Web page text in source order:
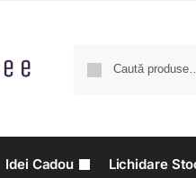
Idei Cadou Lichidare